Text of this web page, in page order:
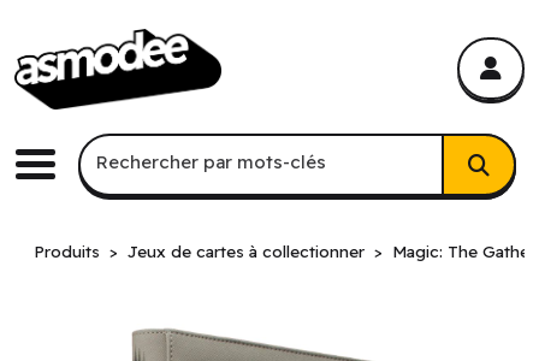
Menu
Recherche par mots-clés
Rechercher par mots-clés
Produits Jeux de cartes à collectionner Magic: The